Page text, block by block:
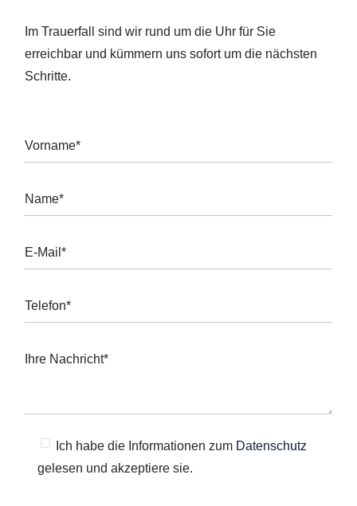
Im Trauerfall sind wir rund um die Uhr für Sie
erreichbar und kümmern uns sofort um die nächsten
Schritte.
Ich habe die Informationen zum Datenschutz
gelesen und akzeptiere sie.